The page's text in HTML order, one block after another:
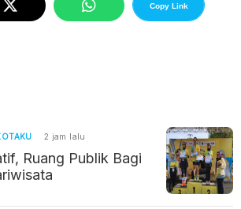
Copy Link
2 jam lalu
Ruang Publik Bagi